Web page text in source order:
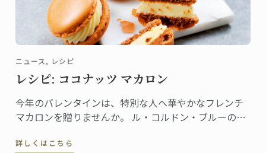
ニュース, レシピ
レシピ: ココナッツ マカロン
今年のバレンタインは、特別な人へ華やかなフレンチ
マカロンを贈りませんか。 ル・コルドン・ブルーの書
ツ マカロンのレシピをご紹介しましょう。
詳しくはこちら